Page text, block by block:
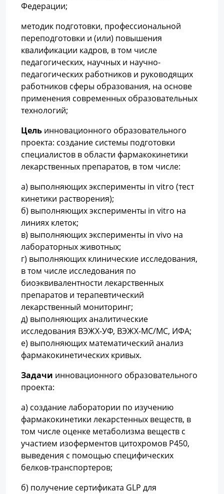
Федерации;
методик подготовки, профессиональной
переподготовки и (или) повышения
квалификации кадров, в том числе
педагогических, научных и научно-
педагогических работников и руководящих
работников сферы образования, на основе
применения современных образовательных
технологий;
Цель инновационного образовательного
проекта: создание системы подготовки
специалистов в области фармакокинетики
лекарственных препаратов, в том числе:
а) выполняющих эксперименты in vitro (тест
кинетики растворения);
б) выполняющих эксперименты in vitro на
линиях клеток;
в) выполняющих эксперименты in vivo на
лабораторных животных;
г) выполняющих клинические исследования,
в том числе исследования по
биоэквивалентности лекарственных
препаратов и терапевтический
лекарственный мониторинг;
д) выполняющих аналитические
исследования ВЭЖХ-УФ, ВЭЖХ-МС/МС, ИФА;
е) выполняющих математический анализ
фармакокинетических кривых.
Задачи инновационного образовательного
проекта:
а) создание лаборатории по изучению
фармакокинетики лекарстенных веществ, в
том числе оценке метаболизма веществ с
участием изоферментов цитохромов Р450,
выведения с помощью специфических
белков-транспортеров;
б) получение сертификата GLP для